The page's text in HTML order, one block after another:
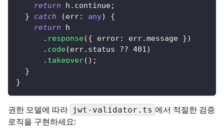
return h . continue;
}
catch (err: any)
{
return h
. response({ error: err.message })
. code(err. status ?? 401 )
. takeover( ) ;
}
}
권한 모델에 따라 jwt-validator.ts 에서 적절한 검증
로직을 구현하세요: